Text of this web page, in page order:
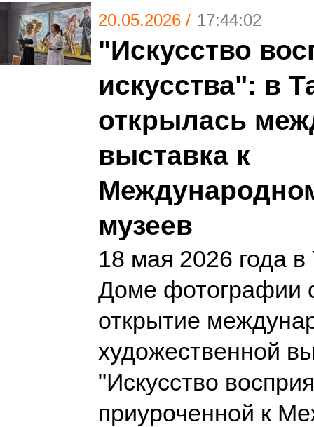
20.05.2026 / 17:44:02
"Искусство
искусства": в
открылась
выставка к
музеев
18 мая 2026 года
Доме фотографии
открытие
художественной
"Искусство
приуроченной к